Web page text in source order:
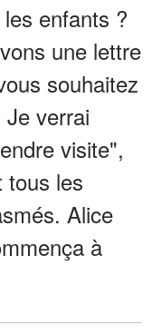
enfants ?
une lettre
souhaitez
verrai
visite",
tous les
Alice
à